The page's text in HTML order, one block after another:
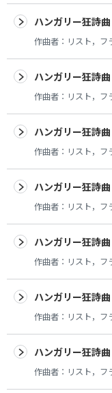
ハンガリー狂詩
作曲者： リスト，フ
ハンガリー狂詩
作曲者： リスト，フ
ハンガリー狂詩
作曲者： リスト，フ
ハンガリー狂詩
作曲者： リスト，フ
ハンガリー狂詩
作曲者： リスト，フ
ハンガリー狂詩
作曲者： リスト，フ
ハンガリー狂詩
作曲者： リスト，フ